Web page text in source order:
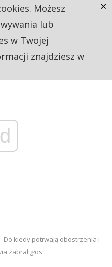
Do kiedy potrwają obostrzenia i
zabrał głos
Możesz
lub
w Twojej
znajdziesz w
×